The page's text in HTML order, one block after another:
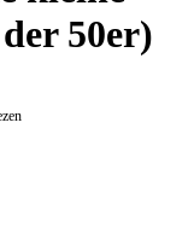
50er)